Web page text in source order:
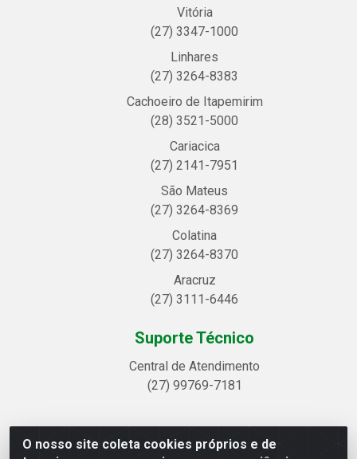
O nosso site coleta cookies próprios e de
Vitória
(27) 3347-1000
Linhares
(27) 3264-8383
Cachoeiro de Itapemirim
(28) 3521-5000
Cariacica
(27) 2141-7951
São Mateus
(27) 3264-8369
Colatina
(27) 3264-8370
Aracruz
(27) 3111-6446
Suporte Técnico
Central de Atendimento
(27) 99769-7181
Linhavix Distribuidora LTDA - Avenida Alegre, 2521 -